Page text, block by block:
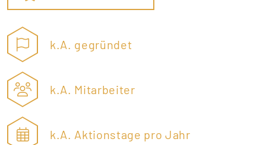
k.A. gegründet
k.A. Mitarbeiter
k.A. Aktionstage pro Jahr